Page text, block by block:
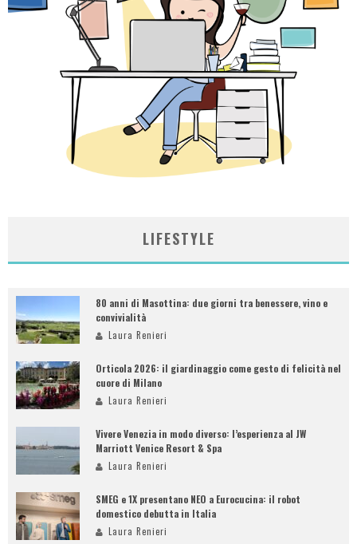
LIFESTYLE
80 anni di Masottina: due giorni tra benessere, vino e
convivialità
Laura Renieri
Orticola 2026: il giardinaggio come gesto di felicità nel
cuore di Milano
Laura Renieri
Vivere Venezia in modo diverso: l’esperienza al JW
Marriott Venice Resort & Spa
Laura Renieri
SMEG e 1X presentano NEO a Eurocucina: il robot
domestico debutta in Italia
Laura Renieri